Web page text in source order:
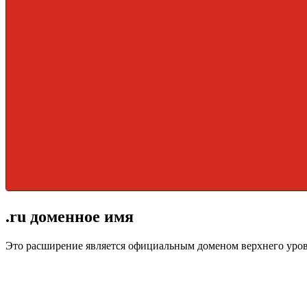
.ru доменное имя
Это расширение является официальным доменом верхнего